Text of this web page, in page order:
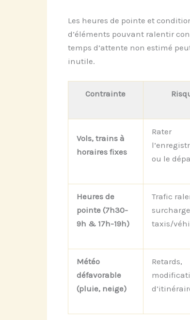
Les heures de pointe et
d’éléments pouvant ralentir
temps d’attente non estimé
inutile.
Contrainte
Vols, trains à
horaires fixes
Rater
ou le
Heures de
pointe (7h30-
9h & 17h-19h)
Trafic
taxis/
Météo
défavorable
(pluie, neige)
Retards,